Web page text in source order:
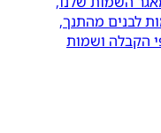
לבנים מהתנך,
הקבלה ושמות